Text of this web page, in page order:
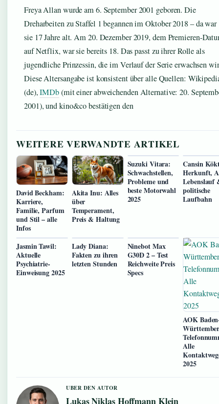
Freya Allan wurde am 6. September 2001 geboren. Die
Dreharbeiten zu Staffel 1 begannen im Oktober 2018 – da war
sie 17 Jahre alt. Am 20. Dezember 2019, dem Premieren-
auf Netflix, war sie bereits 18. Das passt zu ihrer Rolle als
jugendliche Prinzessin, die im Verlauf der Serie erwachsen
Diese Altersangabe ist konsistent über alle Quellen:
(de),IMDb(mit einer abweichenden Alternative: 20.
2001), und kino&co bestätigen den
WEITERE VERWANDTE ARTIKEL
David Beckham:
Karriere,
Familie, Parfum
und Stil – alle
Infos
Akita Inu: Alles
über
Temperament,
Preis & Haltung
Suzuki Vitara:
Schwachstellen,
Probleme und
beste Motorwahl
2025
Cansin
Herkunft,
Lebenslauf
politische
Laufbahn
Jasmin Tawil:
Aktuelle
Psychiatrie-
Einweisung 2025
Lady Diana:
Fakten zu ihren
letzten Stunden
Ninebot Max
G30D 2 – Test
Reichweite Preis
Specs
AOK
Alle
2025
UBER DEN AUTOR
Lukas Niklas Hoffmann Klein